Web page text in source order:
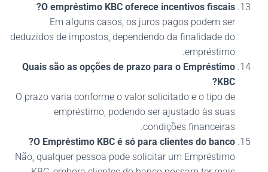
O empréstimo KBC oferece incentivos fiscais?
Em alguns casos, os juros pagos podem ser
deduzidos de impostos, dependendo da finalidade do
empréstimo.
Quais são as opções de prazo para o Empréstimo
KBC?
O prazo varia conforme o valor solicitado e o tipo de
empréstimo, podendo ser ajustado às suas
condições financeiras.
O Empréstimo KBC é só para clientes do banco?
Não, qualquer pessoa pode solicitar um Empréstimo